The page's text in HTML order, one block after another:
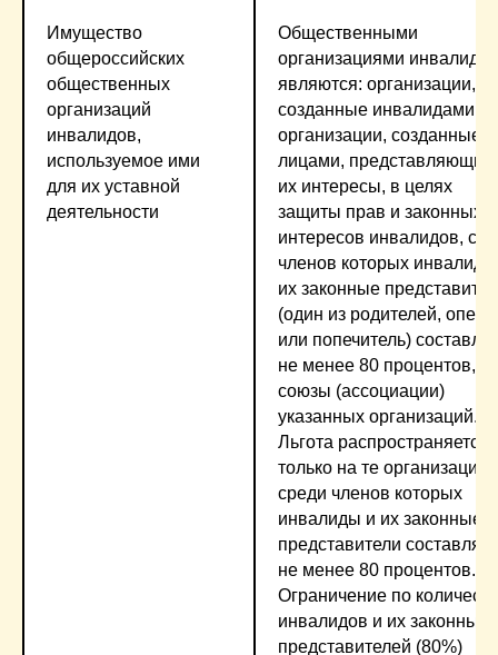
Имущество
общероссийских
общественных
организаций
инвалидов,
используемое ими
для их уставной
деятельности
Общественными
организациями инвалидов
являются: организации,
созданные инвалидами,
организации, созданные
лицами,
их интересы, в целях
защиты прав и законных
интересов инвалидов,
членов которых
их законные
(один из родителей,
или попечитель)
не менее 80 процентов,
союзы (ассоциации)
указанных организаций.
Льгота распространяется
только на те организации,
среди членов которых
инвалиды и их законные
представители
не менее 80 процентов.
Ограничение по
инвалидов и их законных
представителей (80%)